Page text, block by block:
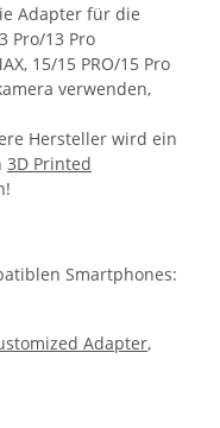
Adapter für die
Pro/13 Pro
15/15 PRO/15 Pro
verwenden,
Hersteller wird ein
3D Printed
Smartphones:
Adapter,